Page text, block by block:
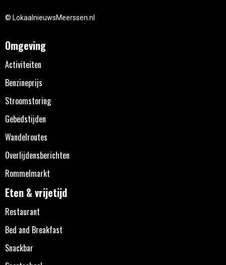
© LokaalnieuwsMeerssen.nl
Omgeving
Activiteiten
Benzineprijs
Stroomstoring
Gebedstijden
Wandelroutes
Overlijdensberichten
Rommelmarkt
Eten & vrijetijd
Restaurant
Bed and Breakfast
Snackbar